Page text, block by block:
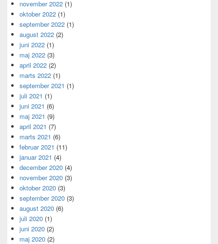
november 2022 (1)
oktober 2022 (1)
september 2022 (1)
august 2022 (2)
juni 2022 (1)
maj 2022 (3)
april 2022 (2)
marts 2022 (1)
september 2021 (1)
juli 2021 (1)
juni 2021 (6)
maj 2021 (9)
april 2021 (7)
marts 2021 (6)
februar 2021 (11)
januar 2021 (4)
december 2020 (4)
november 2020 (3)
oktober 2020 (3)
september 2020 (3)
august 2020 (6)
juli 2020 (1)
juni 2020 (2)
maj 2020 (2)